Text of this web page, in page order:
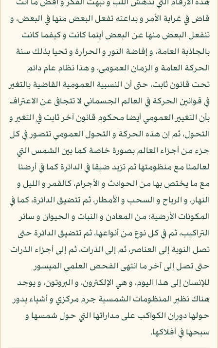
هذه الأرقام التي تدهش اللب و تبهت الفكر و اقض ما أنت
قاض في غرابة الأمر و بداعته تفعل البعض منها في البعض، و
تنفعل البعض منها عن البعض أينما كانت و كيفما كانت
بالجاذبة العامة، و إفاضة النور و الحرارة و تحيا بذلك سنة
الحركة العامة و الزمان العمومي، و هذا نظام عام دائم
تحت قانون ثابت، حتى أن النسبية العمومية القاضية بالتغير
في قوانين الحركة في العالم الجسماني لا تتجافى عن الاعتراف
بأن التغيير العمومي أيضا محكوم قانون آخر ثابت في التغير و
التحول، ثم إن هذه الحركة و التحول العمومي تتصور في كل
جزء من أجزاء العالم بصورة خاصة كما بين الشمس التي
لعالمنا مع منظومتها ثم تزيد ضيقا في الدائرة كما في أرضنا
مع ما يختص بها من الحوادث و الأجرام، كالقمر و الليل و
النهار، و الرياح و السحب و الأمطار، ثم تتضيق الدائرة، كما في
المكونات الأرضية: من المعادن و النبات و الحيوان و سائر
التراكيب، ثم في كل نوع من أنواعها، ثم تتضيق الدائرة حتى
تصل النوبة إلى العناصر، ثم إلى الذرات، ثم إلى أجزاء الذرات
حتى تصل إلى آخر ما انتهى الفحص العلمي الميسور
للإنسان إلى هذا اليوم، و هي الإلكترون، و البروتون، و يوجد
هناك نظير المنظومات الشمسية جرم مركزي و أشياء يدور
حولها دوران الكواكب على مداراتها التي حول شمسها و
سبحها في أفلاكها.